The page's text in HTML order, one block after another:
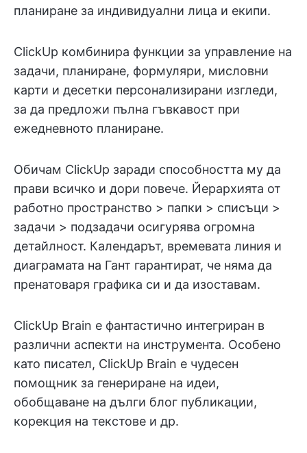
планиране за индивидуални лица и екипи.
ClickUp комбинира функции за управление на
задачи, планиране, формуляри, мисловни
карти и десетки персонализирани изгледи,
за да предложи пълна гъвкавост при
ежедневното планиране.
Обичам ClickUp заради способността му да
прави всичко и дори повече. Йерархията от
работно пространство > папки > списъци >
задачи > подзадачи осигурява огромна
детайлност. Календарът, времевата линия и
диаграмата на Гант гарантират, че няма да
пренатоваря графика си и да изоставам.
ClickUp Brain е фантастично интегриран в
различни аспекти на инструмента. Особено
като писател, ClickUp Brain е чудесен
помощник за генериране на идеи,
обобщаване на дълги блог публикации,
корекция на текстове и др.